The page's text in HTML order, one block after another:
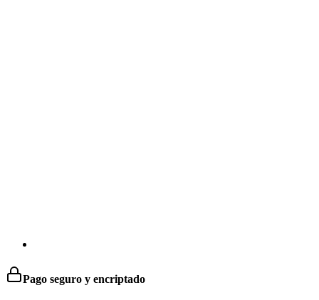
Pago seguro y encriptado